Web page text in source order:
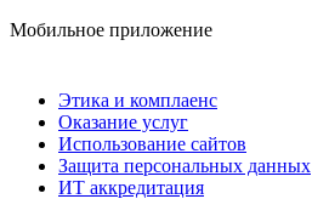
Мобильное приложение
Этика и комплаенс
Оказание услуг
Использование сайтов
Защита персональных данных
ИТ аккредитация